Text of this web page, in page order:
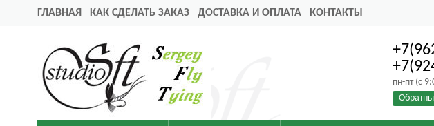
ГЛАВНАЯ КАК СДЕЛАТЬ ЗАКАЗ ДОСТАВКА И ОПЛАТА КОНТАКТЫ
пн-пт (с